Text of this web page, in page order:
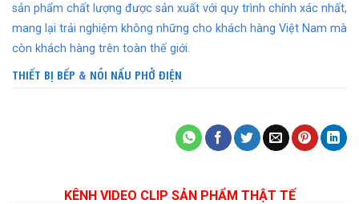
sản phẩm chất lượng được sản xuất với quy trình chính xác nhất,
mang lại trải nghiệm không những cho khách hàng Việt Nam mà
còn khách hàng trên toàn thế giới.
THIẾT BỊ BẾP & NỒI NẤU PHỞ ĐIỆN
KÊNH VIDEO CLIP SẢN PHẨM THẬT TẾ